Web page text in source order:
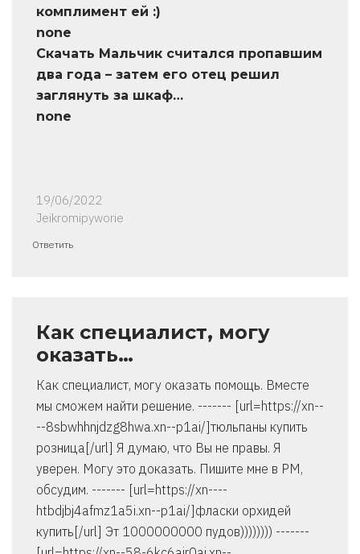
комплимент ей :)
none
Скачать Мальчик считался пропавшим
два года – затем его отец решил
заглянуть за шкаф…
none
19/06/2022
Jeikromipyworie
Ответить
Как специалист, могу
оказать…
Как специалист, могу оказать помощь. Вместе
мы сможем найти решение. ------- [url=https://xn--
--8sbwhhnjdzg8hwa.xn--p1ai/]тюльпаны купить
розница[/url] Я думаю, что Вы не правы. Я
уверен. Могу это доказать. Пишите мне в PM,
обсудим. ------- [url=https://xn----
htbdjbj4afmz1a5i.xn--p1ai/]фласки орхидей
купить[/url] Эт 1000000000 пудов)))))))) -------